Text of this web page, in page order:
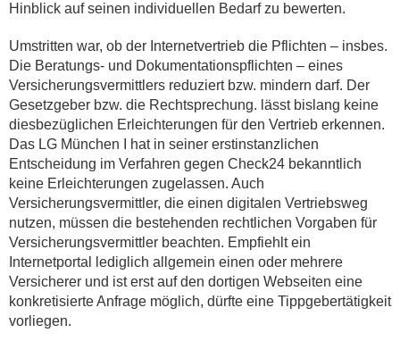
Hinblick auf seinen individuellen Bedarf zu bewerten.
Umstritten war, ob der Internetvertrieb die Pflichten – insbes.
Die Beratungs- und Dokumentationspflichten – eines
Versicherungsvermittlers reduziert bzw. mindern darf. Der
Gesetzgeber bzw. die Rechtsprechung. lässt bislang keine
diesbezüglichen Erleichterungen für den Vertrieb erkennen.
Das LG München I hat in seiner erstinstanzlichen
Entscheidung im Verfahren gegen Check24 bekanntlich
keine Erleichterungen zugelassen. Auch
Versicherungsvermittler, die einen digitalen Vertriebsweg
nutzen, müssen die bestehenden rechtlichen Vorgaben für
Versicherungsvermittler beachten. Empfiehlt ein
Internetportal lediglich allgemein einen oder mehrere
Versicherer und ist erst auf den dortigen Webseiten eine
konkretisierte Anfrage möglich, dürfte eine Tippgebertätigkeit
vorliegen.